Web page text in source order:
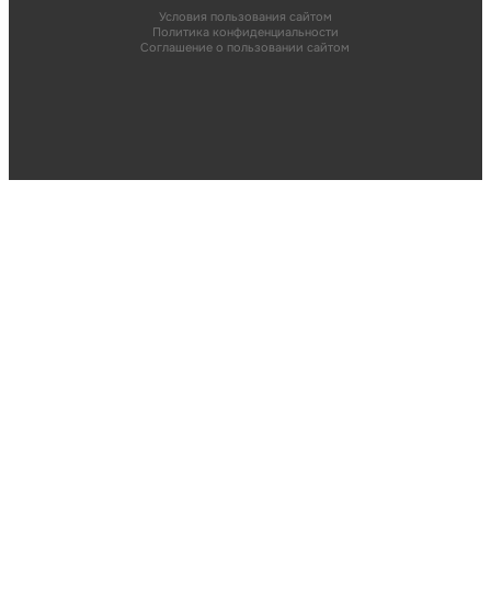
Условия пользования сайтом
Политика конфиденциальности
Соглашение о пользовании сайтом